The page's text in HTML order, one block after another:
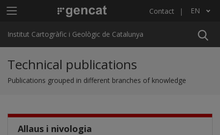
Main menu ICGC Contact EN
List additional actions
Institut Cartogràfic i Geològic de Catalunya
Technical publications
Publications grouped in different branches of knowledge
Allaus i nivologia